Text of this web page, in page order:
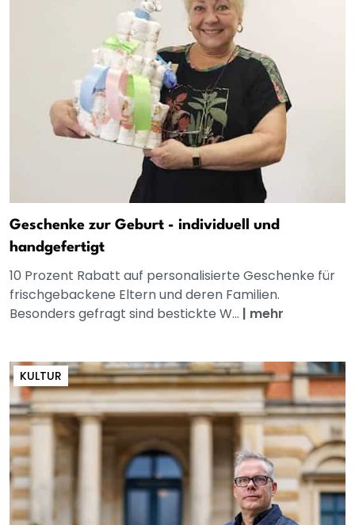
Geschenke zur Geburt - individuell und
handgefertigt
10 Prozent Rabatt auf personalisierte Geschenke für
frischgebackene Eltern und deren Familien.
Besonders gefragt sind bestickte W... | mehr
KULTUR